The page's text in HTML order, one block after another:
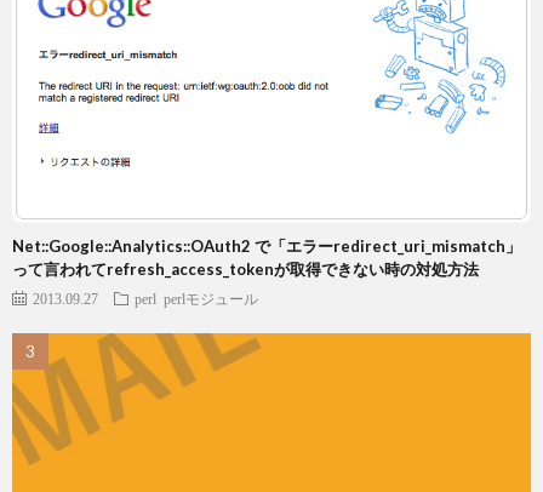
Net::Google::Analytics::OAuth2 で「エラーredirect_uri_mismatch」
って言われてrefresh_access_tokenが取得できない時の対処方法
2013.09.27 perl perlモジュール